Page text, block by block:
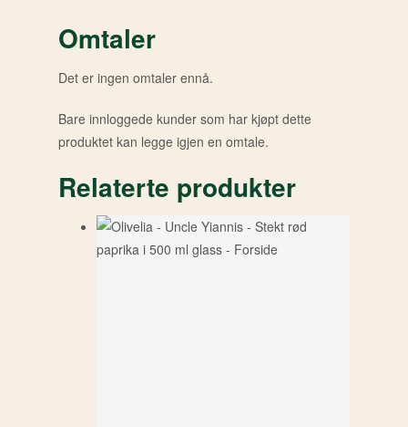
Omtaler
Det er ingen omtaler ennå.
Bare innloggede kunder som har kjøpt dette
produktet kan legge igjen en omtale.
Relaterte produkter